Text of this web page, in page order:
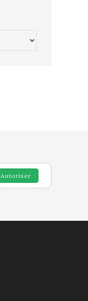
Autoriser